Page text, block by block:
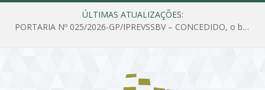
ÚLTIMAS ATUALIZAÇÕES:
PORTARIA Nº 025/2026-GP/IPREVSSBV – CONCEDIDO, o benefício de PENSÃO a MARIA ESTELA DOS SANTOS SOUZA